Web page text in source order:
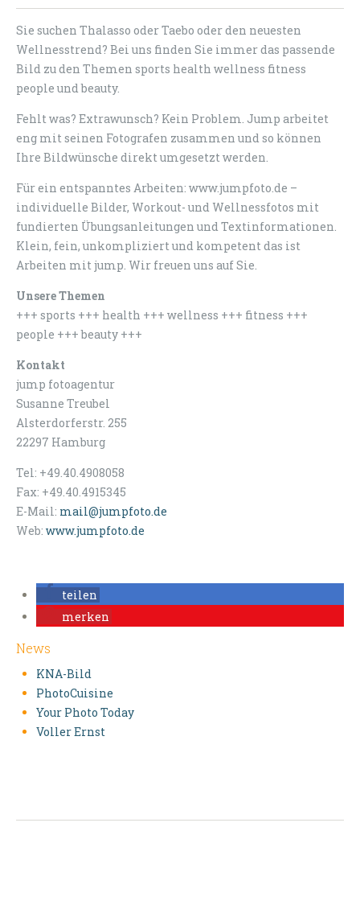
Sie suchen Thalasso oder Taebo oder den neuesten
Wellnesstrend? Bei uns finden Sie immer das passende
Bild zu den Themen sports health wellness fitness
people und beauty.
Fehlt was? Extrawunsch? Kein Problem. Jump arbeitet
eng mit seinen Fotografen zusammen und so können
Ihre Bildwünsche direkt umgesetzt werden.
Für ein entspanntes Arbeiten: www.jumpfoto.de –
individuelle Bilder, Workout- und Wellnessfotos mit
fundierten Übungsanleitungen und Textinformationen.
Klein, fein, unkompliziert und kompetent das ist
Arbeiten mit jump. Wir freuen uns auf Sie.
Unsere Themen
+++ sports +++ health +++ wellness +++ fitness +++
people +++ beauty +++
Kontakt
jump fotoagentur
Susanne Treubel
Alsterdorferstr. 255
22297 Hamburg
Tel: +49.40.4908058
Fax: +49.40.4915345
E-Mail: mail@jumpfoto.de
Web: www.jumpfoto.de
teilen
merken
News
KNA-Bild
PhotoCuisine
Your Photo Today
Voller Ernst